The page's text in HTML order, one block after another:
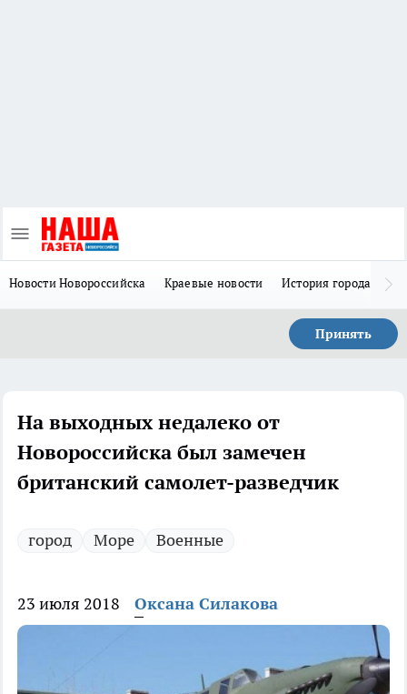
Новости Новороссийска Краевые новости История города Н
Принять
На выходных недалеко от
Новороссийска был замечен
британский самолет-разведчик
город Море Военные
23 июля 2018 Оксана Силакова